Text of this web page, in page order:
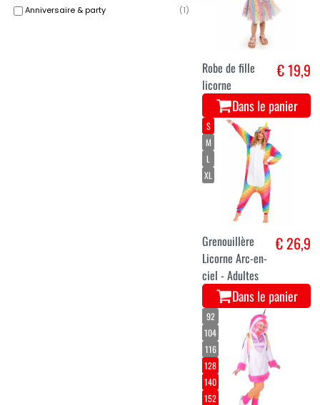
Anniversaire & party
(1)
Robe de fille
licorne
€ 19,9
Dans le panier
S
M
L
XL
Grenouillère
Licorne Arc-en-
ciel - Adultes
€ 26,9
Dans le panier
92
104
116
128
140
152